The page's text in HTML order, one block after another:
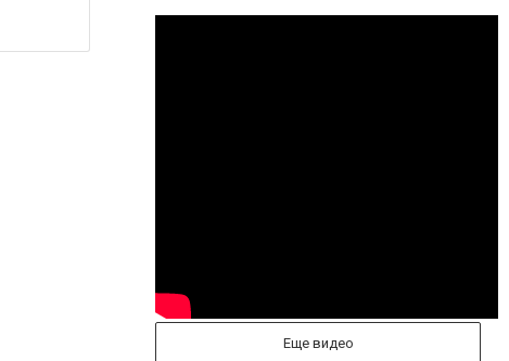
Еще видео